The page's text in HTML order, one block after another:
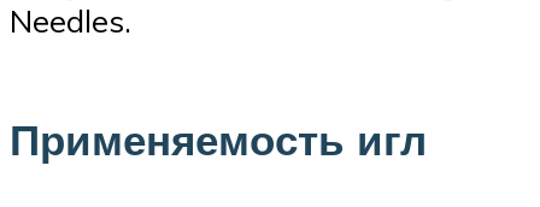
Needles.
Применяемость игл